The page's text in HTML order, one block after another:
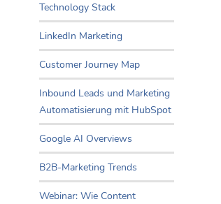
Technology Stack
LinkedIn Marketing
Customer Journey Map
Inbound Leads und Marketing
Automatisierung mit HubSpot
Google AI Overviews
B2B-Marketing Trends
Webinar: Wie Content